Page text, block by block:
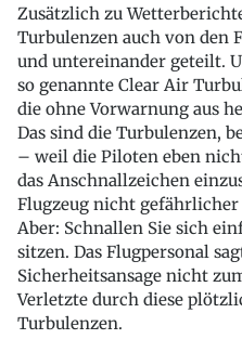
Zusätzlich zu
Turbulenzen auch von den
und untereinander geteilt.
so genannte Clear Air
die ohne Vorwarnung aus
Das sind die Turbulenzen,
– weil die Piloten eben
das Anschnallzeichen
Flugzeug nicht gefährlicher
Aber: Schnallen Sie sich
sitzen. Das Flugpersonal
Sicherheitsansage nicht
Verletzte durch diese
Turbulenzen.